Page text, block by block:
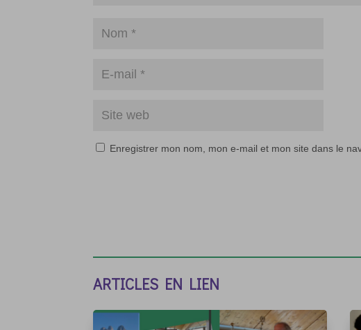
Enregistrer mon nom, mon e-mail et mon site dans le
ARTICLES EN LIEN